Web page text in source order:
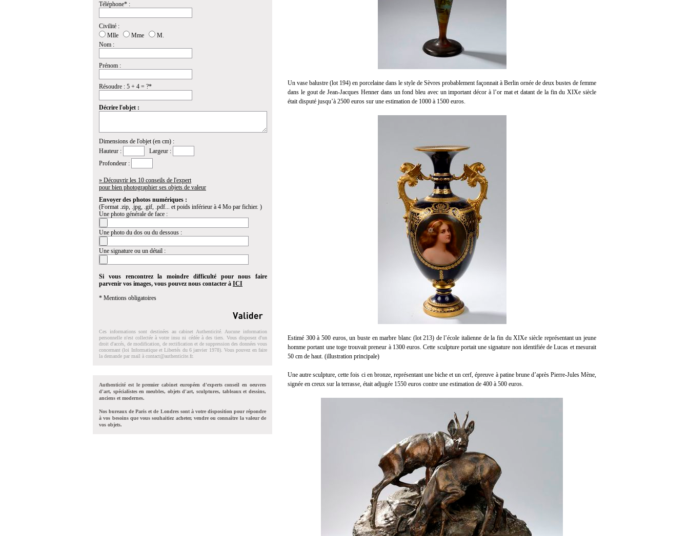
Téléphone* :
Civilité :
Mlle
Mme
M.
Nom :
Prénom :
Résoudre : 5 + 4 = ?*
Décrire l'objet :
Dimensions de l'objet (en cm) :
Hauteur :
Largeur :
Profondeur :
» Découvrir les 10 conseils de l'expert
pour bien photographier ses objets de valeur
Envoyer des photos numériques :
(Format .zip, .jpg, .gif, .pdf... et poids inférieur à 4 Mo par fichier. )
Une photo générale de face :
Une photo du dos ou du dessous :
Une signature ou un détail :
Si vous rencontrez la moindre difficulté pour nous faire
parvenir vos images, vous pouvez nous contacter à ICI
* Mentions obligatoires
Ces informations sont destinées au cabinet Authenticité. Aucune information
personnelle n'est collectée à votre insu ni cédée à des tiers. Vous disposez d'un
droit d'accés, de modification, de rectification et de suppression des données vous
concernant (loi Informatique et Libertés du 6 janvier 1978). Vous pouvez en faire
la demande par mail à contact@authenticite.fr.
Authenticité est le premier cabinet européen d'experts conseil en oeuvres
d'art, spécialistes en meubles, objets d'art, sculptures, tableaux et dessins,
anciens et modernes.
Nos bureaux de Paris et de Londres sont à votre disposition pour répondre
à vos besoins que vous souhaitiez acheter, vendre ou connaître la valeur de
vos objets.
Un vase balustre (lot 194) en porcelaine dans le style de Sèvres probablement façonnait à Berlin ornée de deux bustes de femme
dans le gout de Jean-Jacques Henner dans un fond bleu avec un important décor à l’or mat et datant de la fin du XIXe siècle
était disputé jusqu’à 2500 euros sur une estimation de 1000 à 1500 euros.
Estimé 300 à 500 euros, un buste en marbre blanc (lot 213) de l’école italienne de la fin du XIXe siècle représentant un jeune
homme portant une toge trouvait preneur à 1300 euros. Cette sculpture portait une signature non identifiée de Lucas et mesurait
50 cm de haut. (illustration principale)
Une autre sculpture, cette fois ci en bronze, représentant une biche et un cerf, épreuve à patine brune d’après Pierre-Jules Mène,
signée en creux sur la terrasse, était adjugée 1550 euros contre une estimation de 400 à 500 euros.